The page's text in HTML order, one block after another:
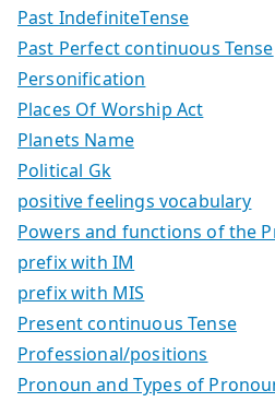
Past IndefiniteTense
Past Perfect continuous Tense
Personification
Places Of Worship Act
Planets Name
Political Gk
positive feelings vocabulary
Powers and functions of the
prefix with IM
prefix with MIS
Present continuous Tense
Professional/positions
Pronoun and Types of